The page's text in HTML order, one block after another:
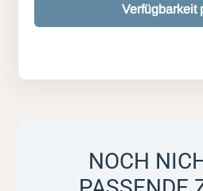
Verfügbarkeit
NOCH